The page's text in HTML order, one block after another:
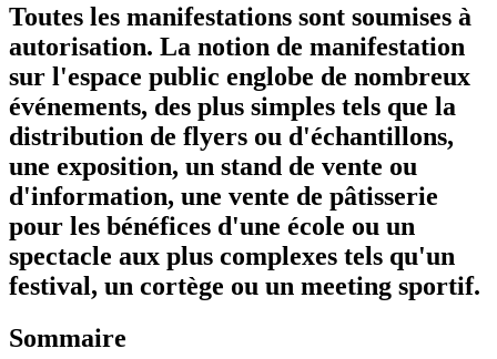
Toutes les manifestations sont soumises à
autorisation. La notion de manifestation
sur l'espace public englobe de nombreux
événements, des plus simples tels que la
distribution de flyers ou d'échantillons,
une exposition, un stand de vente ou
d'information, une vente de pâtisserie
pour les bénéfices d'une école ou un
spectacle aux plus complexes tels qu'un
festival, un cortège ou un meeting sportif.
Sommaire